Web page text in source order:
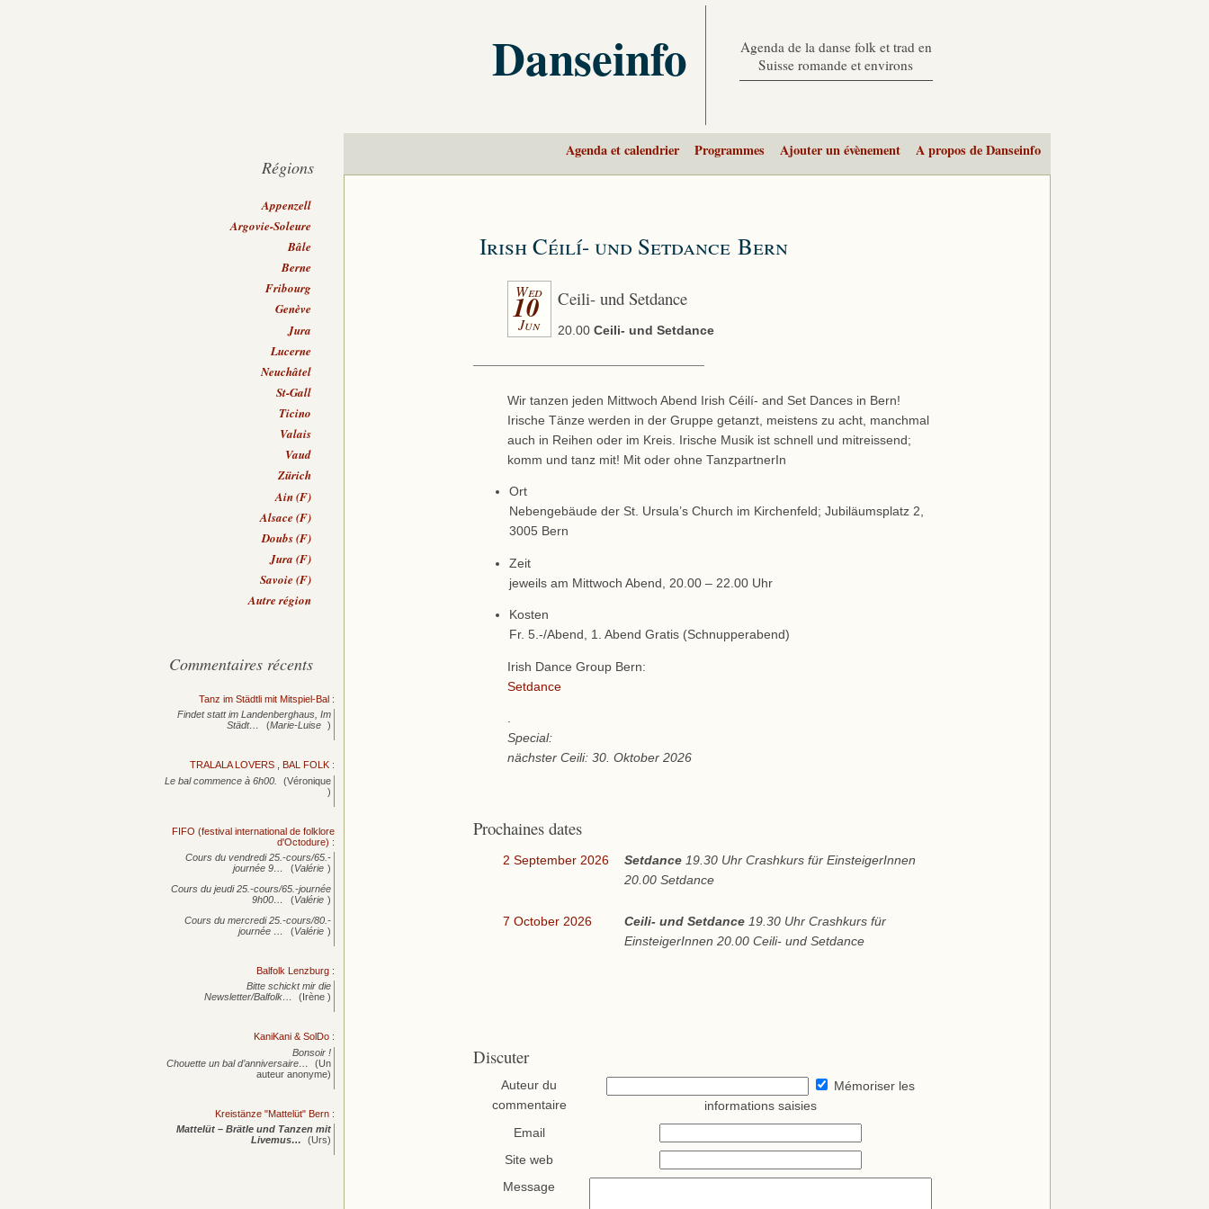
Danseinfo
Agenda de la danse folk et trad en
Suisse romande et environs
Agenda et calendrier Programmes Ajouter un évènement A propos de Danseinfo
Irish Céilí- und Setdance Bern
Wed
10
Jun
Ceili- und Setdance
20.00 Ceili- und Setdance
Wir tanzen jeden Mittwoch Abend Irish Céilí- and Set Dances in Bern!
Irische Tänze werden in der Gruppe getanzt, meistens zu acht, manchmal
auch in Reihen oder im Kreis. Irische Musik ist schnell und mitreissend;
komm und tanz mit! Mit oder ohne TanzpartnerIn
Ort
Nebengebäude der St. Ursula’s Church im Kirchenfeld; Jubiläumsplatz 2,
3005 Bern
Zeit
jeweils am Mittwoch Abend, 20.00 – 22.00 Uhr
Kosten
Fr. 5.-/Abend, 1. Abend Gratis (Schnupperabend)
Irish Dance Group Bern:
Setdance
.
Special:
nächster Ceili: 30. Oktober 2026
Prochaines dates
2 September 2026 Setdance 19.30 Uhr Crashkurs für EinsteigerInnen
20.00 Setdance
7 October 2026 Ceili- und Setdance 19.30 Uhr Crashkurs für
EinsteigerInnen 20.00 Ceili- und Setdance
Discuter
Auteur du
commentaire
Mémoriser les
informations saisies
Email
Site web
Message
Régions
Appenzell
Argovie-Soleure
Bâle
Berne
Fribourg
Genève
Jura
Lucerne
Neuchâtel
St-Gall
Ticino
Valais
Vaud
Zürich
Ain (F)
Alsace (F)
Doubs (F)
Jura (F)
Savoie (F)
Autre région
Commentaires récents
Tanz im Städtli mit Mitspiel-Bal :
Findet statt im Landenberghaus, Im
Städt…
(Marie-Luise )
TRALALA LOVERS , BAL FOLK :
Le bal commence à 6h00.
(Véronique
)
FIFO (festival international de folklore
d'Octodure) :
Cours du vendredi 25.-cours/65.-
journée 9… (Valérie )
Cours du jeudi 25.-cours/65.-journée
9h00…
(Valérie )
Cours du mercredi 25.-cours/80.-
journée … (Valérie )
Balfolk Lenzburg :
Bitte schickt mir die
Newsletter/Balfolk…
(Irène )
KaniKani & SolDo :
Bonsoir !
Chouette un bal d’anniversaire…
(Un
auteur anonyme)
Kreistänze "Mattelüt" Bern :
Mattelüt – Brätle und Tanzen mit
Livemus…
(Urs)